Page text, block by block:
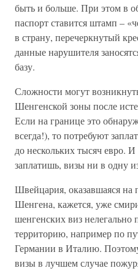
быть и больше. При этом в
паспорт ставится штамп –
в страну, перечеркнутый
данные нарушителя
базу.
Сложности могут
Шенгенской зоны после
Если на границе это
всегда!), то потребуют
до нескольких тысяч евро.
заплатишь, визы ни в одну
Швейцария, оказавшаяся на
Шенгена, кажется, уже
шенгенских виз нелегально
территорию, например по
Германии в Италию.
визы в лучшем случае